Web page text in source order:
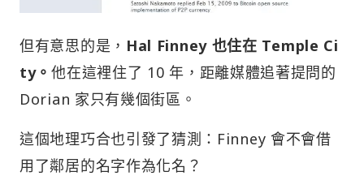
但有意思的是， Hal Finney 也住在 Temple Ci
ty。他在這裡住了 10 年，距離媒體追著提問的
Dorian 家只有幾個街區。
這個地理巧合也引發了猜測：Finney 會不會借
用了鄰居的名字作為化名？